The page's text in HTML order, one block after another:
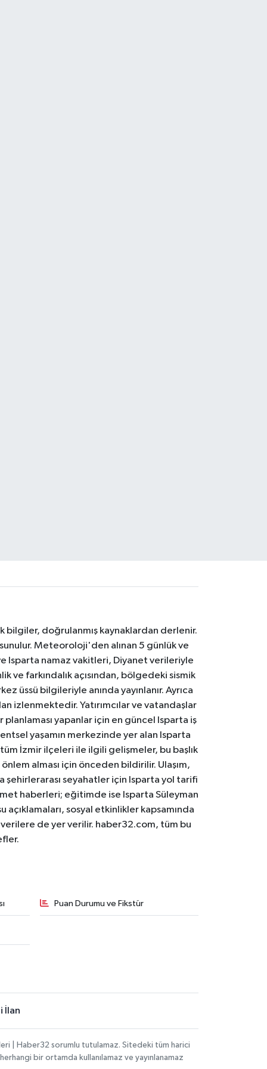
bilgiler, doğrulanmış kaynaklardan derlenir.
Meteoroloji'den alınan 5 günlük ve
Isparta namaz vakitleri, Diyanet verileriyle
ve farkındalık açısından, bölgedeki sismik
üssü bilgileriyle anında yayınlanır. Ayrıca
izlenmektedir. Yatırımcılar ve vatandaşlar
planlaması yapanlar için en güncel Isparta iş
yaşamın merkezinde yer alan Isparta
tüm İzmir ilçeleri ile ilgili gelişmeler, bu başlık
alması için önceden bildirilir. Ulaşım,
şehirlerarası seyahatler için Isparta yol tarifi
haberleri; eğitimde ise Isparta Süleyman
sosyal etkinlikler kapsamında
de yer verilir. haber32.com, tüm bu
Puan Durumu ve Fikstür
İlan
| Haber32 sorumlu tutulamaz. Sitedeki tüm harici
bir ortamda kullanılamaz ve yayınlanamaz